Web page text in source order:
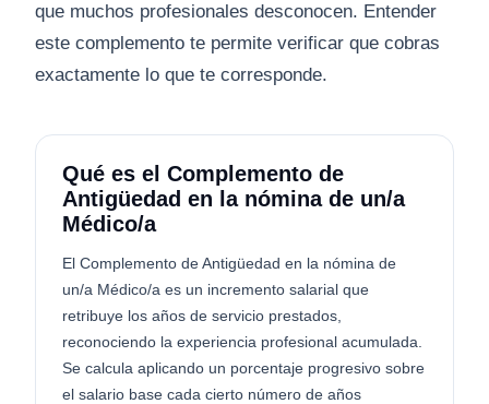
que muchos profesionales desconocen. Entender
este complemento te permite verificar que cobras
exactamente lo que te corresponde.
Qué es el Complemento de
Antigüedad en la nómina de un/a
Médico/a
El Complemento de Antigüedad en la nómina de
un/a Médico/a es un incremento salarial que
retribuye los años de servicio prestados,
reconociendo la experiencia profesional acumulada.
Se calcula aplicando un porcentaje progresivo sobre
el salario base cada cierto número de años